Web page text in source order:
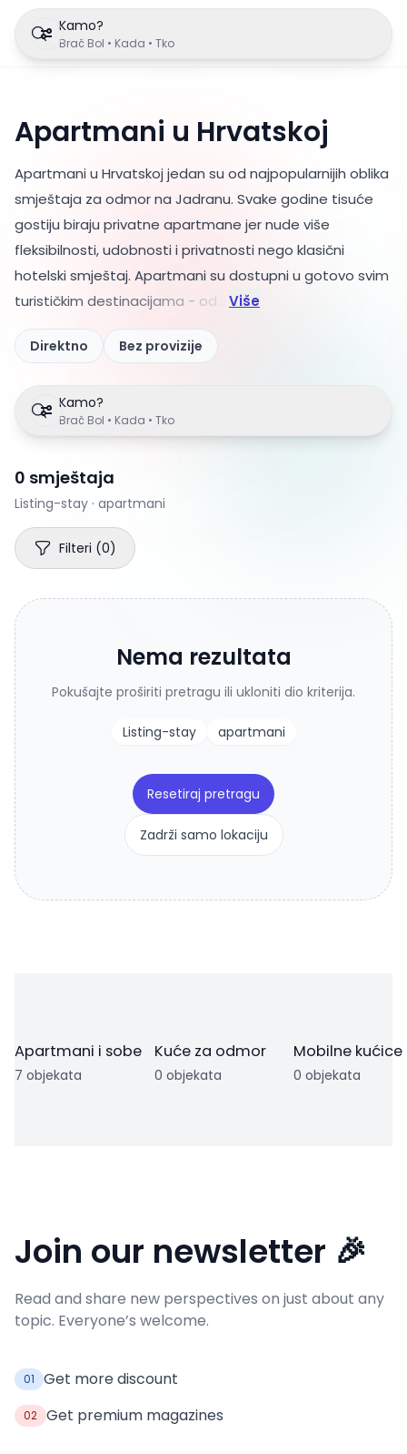
Kamo?
Brač Bol • Kada • Tko
Apartmani u Hrvatskoj
Apartmani u Hrvatskoj jedan su od najpopularnijih oblika
smještaja za odmor na Jadranu. Svake godine tisuće
gostiju biraju privatne apartmane jer nude više
fleksibilnosti, udobnosti i privatnosti nego klasični
hotelski smještaj. Apartmani su dostupni u gotovo svim
turističkim destinacijama - od... Više
Direktno Bez provizije
Kamo?
Brač Bol • Kada • Tko
0 smještaja
Listing-stay · apartmani
Filteri (0)
Nema rezultata
Pokušajte proširiti pretragu ili ukloniti dio kriterija.
Listing-stay apartmani
Resetiraj pretragu
Zadrži samo lokaciju
Apartmani i sobe
7 objekata
Kuće za odmor
0 objekata
Mobilne kućice
0 objekata
Join our newsletter 🎉
Read and share new perspectives on just about any
topic. Everyone’s welcome.
01 Get more discount
02 Get premium magazines